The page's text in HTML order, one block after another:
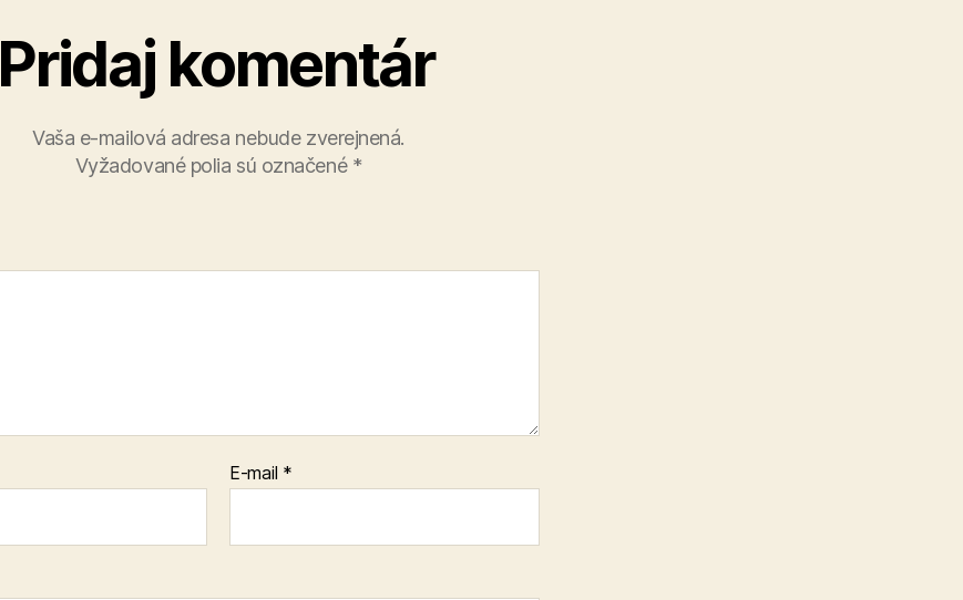
Pridaj komentár
Vaša e-mailová adresa nebude zverejnená.
Vyžadované polia sú označené *
E-mail *